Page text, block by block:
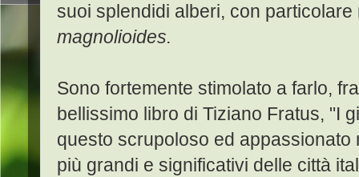
suoi splendidi alberi, con
magnolioides.
Sono fortemente stimolato a farlo,
bellissimo libro di Tiziano Fratus, "I
questo scrupoloso ed
più grandi e significativi delle città